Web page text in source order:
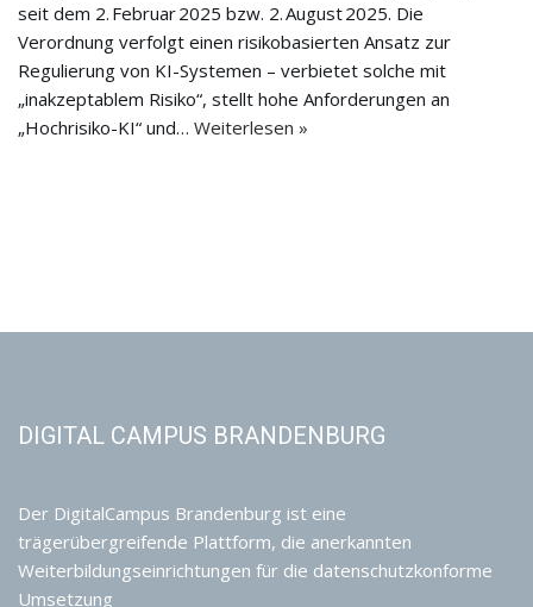
seit dem 2. Februar 2025 bzw. 2. August 2025. Die
Verordnung verfolgt einen risikobasierten Ansatz zur
Regulierung von KI-Systemen – verbietet solche mit
„inakzeptablem Risiko“, stellt hohe Anforderungen an
„Hochrisiko-KI“ und… Weiterlesen »
DIGITAL CAMPUS BRANDENBURG
Der DigitalCampus Brandenburg ist eine
trägerübergreifende Plattform, die anerkannten
Weiterbildungseinrichtungen für die datenschutzkonforme
Umsetzung